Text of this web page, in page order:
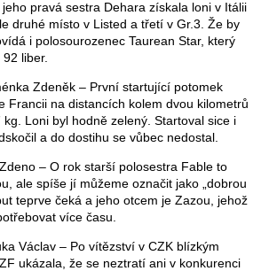
pravá sestra Dehara získala loni v Itálii
druhé místo v Listed a třetí v Gr.3. Že by
i polosourozenec Taurean Star, který
liber.
Zdeněk – První startující potomek
Francii na distancích kolem dvou kilometrů
Loni byl hodně zelený. Startoval sice i
a do dostihu se vůbec nedostal.
Zdeno – O rok starší polosestra Fable to
ale spíše jí můžeme označit jako „dobrou
teprve čeká a jeho otcem je Zazou, jehož
více času.
Václav – Po vítězství v CZK blízkým
ukázala, že se neztratí ani v konkurenci